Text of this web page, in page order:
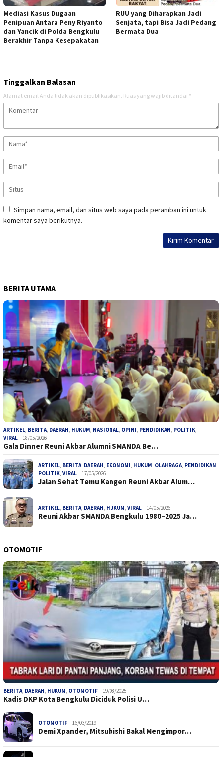
Mediasi Kasus Dugaan
Penipuan Antara Peny Riyanto
dan Yancik di Polda Bengkulu
Berakhir Tanpa Kesepakatan
RUU yang Diharapkan Jadi
Senjata, tapi Bisa Jadi Pedang
Bermata Dua
Tinggalkan Balasan
Alamat email Anda tidak akan dipublikasikan. Ruas yang wajib ditandai *
Simpan nama, email, dan situs web saya pada peramban ini untuk
komentar saya berikutnya.
BERITA UTAMA
ARTIKEL, BERITA, DAERAH, HUKUM, NASIONAL, OPINI, PENDIDIKAN, POLITIK,
VIRAL
18/05/2026
Gala Dinner Reuni Akbar Alumni SMANDA Be…
ARTIKEL, BERITA, DAERAH, EKONOMI, HUKUM, OLAHRAGA, PENDIDIKAN,
POLITIK, VIRAL 17/05/2026
Jalan Sehat Temu Kangen Reuni Akbar Alum…
ARTIKEL, BERITA, DAERAH, HUKUM, VIRAL 14/05/2026
Reuni Akbar SMANDA Bengkulu 1980–2025 Ja…
OTOMOTIF
BERITA, DAERAH, HUKUM, OTOMOTIF 19/08/2025
Kadis DKP Kota Bengkulu Diciduk Polisi U…
OTOMOTIF 16/03/2019
Demi Xpander, Mitsubishi Bakal Mengimpor…